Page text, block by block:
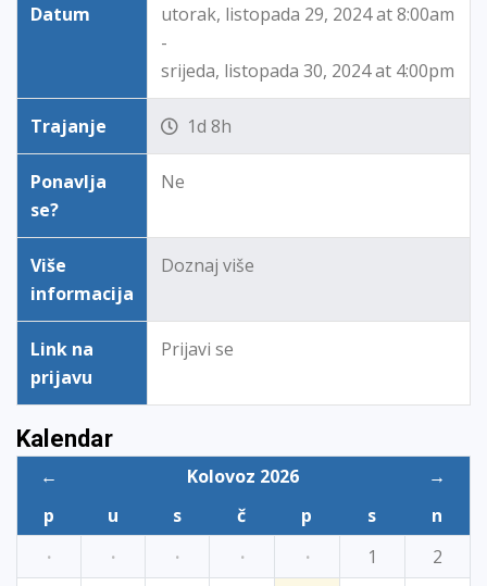
Datum
utorak, listopada 29, 2024 at 8:00am
-
srijeda, listopada 30, 2024 at 4:00pm
Trajanje 1d 8h
Ponavlja
se?
Ne
Više
informacija
Doznaj više
Link na
prijavu
Prijavi se
Kalendar
← Kolovoz 2026
→
p
u s č p s
n
·
· · · · 1
2